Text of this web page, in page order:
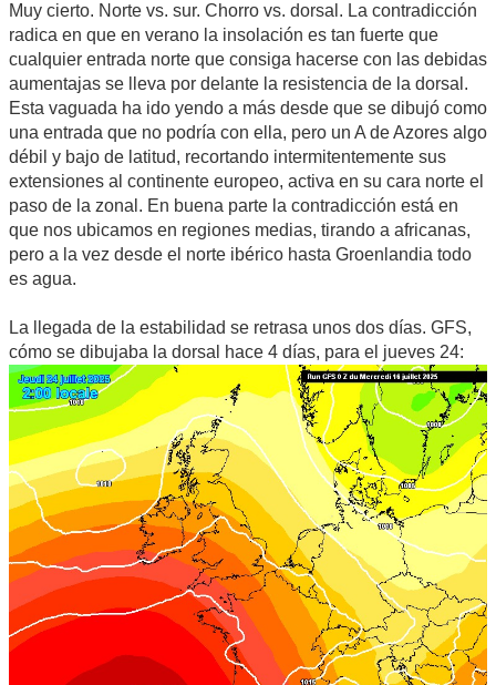
Muy cierto. Norte vs. sur. Chorro vs. dorsal. La contradicción
radica en que en verano la insolación es tan fuerte que
cualquier entrada norte que consiga hacerse con las debidas
aumentajas se lleva por delante la resistencia de la dorsal.
Esta vaguada ha ido yendo a más desde que se dibujó como
una entrada que no podría con ella, pero un A de Azores algo
débil y bajo de latitud, recortando intermitentemente sus
extensiones al continente europeo, activa en su cara norte el
paso de la zonal. En buena parte la contradicción está en
que nos ubicamos en regiones medias, tirando a africanas,
pero a la vez desde el norte ibérico hasta Groenlandia todo
es agua.
La llegada de la estabilidad se retrasa unos dos días. GFS,
cómo se dibujaba la dorsal hace 4 días, para el jueves 24: